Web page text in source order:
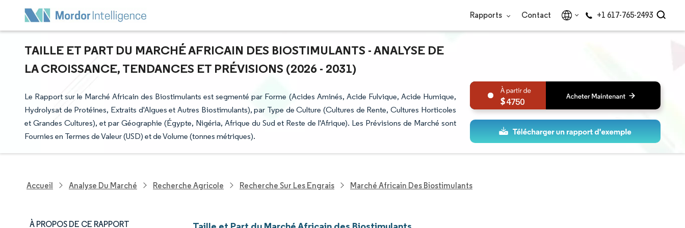
Rapports Contact +1 617-765-2493
TAILLE ET PART DU MARCHÉ AFRICAIN DES BIOSTIMULANTS - ANALYSE DE
LA CROISSANCE, TENDANCES ET PRÉVISIONS (2026 - 2031)
Le Rapport sur le Marché Africain des Biostimulants est segmenté par Forme (Acides Aminés, Acide Fulvique, Acide Humique,
Hydrolysat de Protéines, Extraits d'Algues et Autres Biostimulants), par Type de Culture (Cultures de Rente, Cultures Horticoles
et Grandes Cultures), et par Géographie (Égypte, Nigéria, Afrique du Sud et Reste de l'Afrique). Les Prévisions de Marché sont
Fournies en Termes de Valeur (USD) et de Volume (tonnes métriques).
4750
Accueil Analyse Du Marché Recherche Agricole Recherche Sur Les Engrais Marché Africain Des Biostimulants
À PROPOS DE CE RAPPORT